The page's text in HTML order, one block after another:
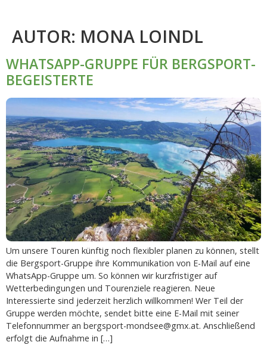
AUTOR: MONA LOINDL
WHATSAPP-GRUPPE FÜR BERGSPORT-
BEGEISTERTE
Um unsere Touren künftig noch flexibler planen zu können, stellt
die Bergsport-Gruppe ihre Kommunikation von E-Mail auf eine
WhatsApp-Gruppe um. So können wir kurzfristiger auf
Wetterbedingungen und Tourenziele reagieren. Neue
Interessierte sind jederzeit herzlich willkommen! Wer Teil der
Gruppe werden möchte, sendet bitte eine E-Mail mit seiner
Telefonnummer an bergsport-mondsee@gmx.at. Anschließend
erfolgt die Aufnahme in […]